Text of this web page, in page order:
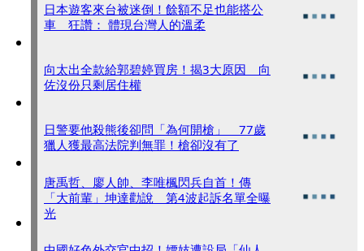
日本遊客來台被迷倒！餘額不足也能搭公
車 狂讚： 體現台灣人的溫柔
向太出全款給郭碧婷買房！揭3大原因 向
佐沒份只剩居住權
日警要他殺熊後卻問「為何開槍」 77歲
獵人獲最高法院判無罪！槍卻沒有了
唐禹哲、廖人帥、李唯楓閃兵自首！傳
「大前輩」坤達勸說 第4波起訴名單全曝
光